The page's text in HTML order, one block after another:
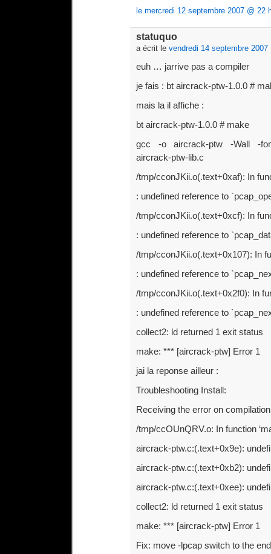
le mercredi 12 septembre 2007 @ 22
statuquo
a écrit le vendredi 14 septembre 2007
euh … jarrive pas a compiler
je fais : bt aircrack-ptw-1.0.0 #
mais la il affiche :
bt aircrack-ptw-1.0.0 # make
gcc -o aircrack-ptw -Wall -
aircrack-ptw-lib.c
/tmp/cconJKii.o(.text+0xaf): In
: undefined reference to
/tmp/cconJKii.o(.text+0xcf): In
: undefined reference to
/tmp/cconJKii.o(.text+0x107): In
: undefined reference to
/tmp/cconJKii.o(.text+0x2f0): In
: undefined reference to
collect2: ld returned 1 exit status
make: *** [aircrack-ptw] Error 1
jai la reponse ailleur :
Troubleshooting Install:
Receiving the error on
/tmp/ccOUnQRV.o: In function
aircrack-ptw.c:(.text+0x9e):
aircrack-ptw.c:(.text+0xb2):
aircrack-ptw.c:(.text+0xee):
collect2: ld returned 1 exit status
make: *** [aircrack-ptw] Error 1
Fix: move -lpcap switch to the